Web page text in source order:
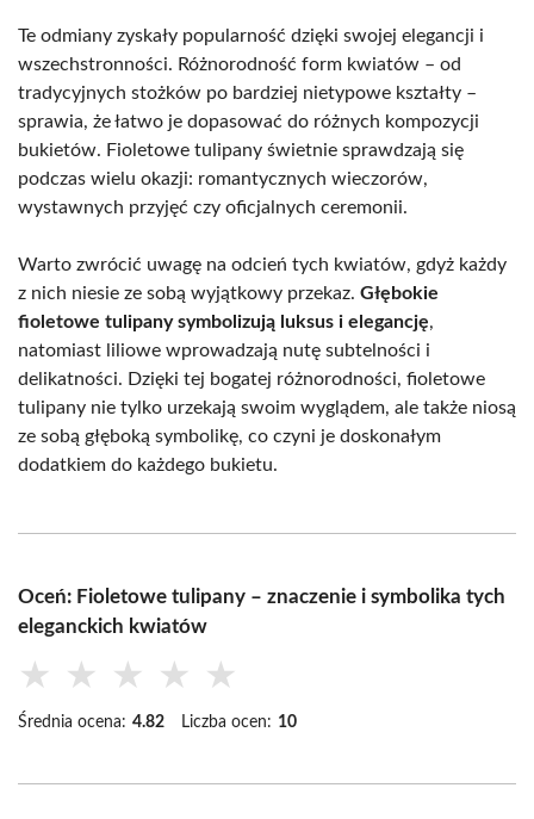
Te odmiany zyskały popularność dzięki swojej elegancji i
wszechstronności. Różnorodność form kwiatów – od
tradycyjnych stożków po bardziej nietypowe kształty –
sprawia, że łatwo je dopasować do różnych kompozycji
bukietów. Fioletowe tulipany świetnie sprawdzają się
podczas wielu okazji: romantycznych wieczorów,
wystawnych przyjęć czy oficjalnych ceremonii.
Warto zwrócić uwagę na odcień tych kwiatów, gdyż każdy
z nich niesie ze sobą wyjątkowy przekaz. Głębokie
fioletowe tulipany symbolizują luksus i elegancję,
natomiast liliowe wprowadzają nutę subtelności i
delikatności. Dzięki tej bogatej różnorodności, fioletowe
tulipany nie tylko urzekają swoim wyglądem, ale także niosą
ze sobą głęboką symbolikę, co czyni je doskonałym
dodatkiem do każdego bukietu.
Oceń: Fioletowe tulipany – znaczenie i symbolika tych
eleganckich kwiatów
★ ★ ★ ★ ★
Średnia ocena: 4.82 Liczba ocen: 10